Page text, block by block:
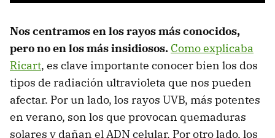
Nos centramos en los rayos más conocidos,
pero no en los más insidiosos. Como explicaba
Ricart, es clave importante conocer bien los dos
tipos de radiación ultravioleta que nos pueden
afectar. Por un lado, los rayos UVB, más potentes
en verano, son los que provocan quemaduras
solares y dañan el ADN celular. Por otro lado, los